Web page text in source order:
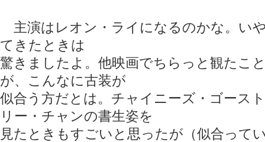
主演はレオン・ライになるのかな。い
てきたときは
驚きましたよ。他映画でちらっと観たこ
が、こんなに古装が
似合う方だとは。チャイニーズ・ゴース
リー・チャンの書生姿を
見たときもすごいと思ったが（似合って